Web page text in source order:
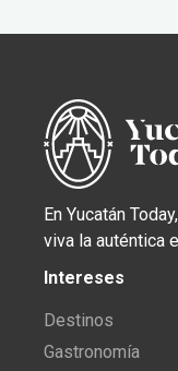
En Yucatán
viva la auténtica
Intereses
Destinos
Gastronomía